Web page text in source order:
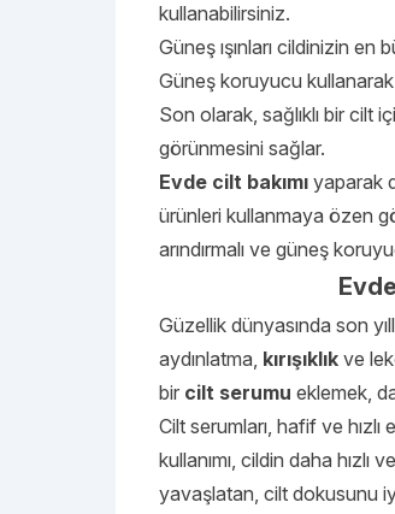
kullanabilirsiniz.
Güneş ışınları cildinizin
Güneş koruyucu
Son olarak, sağlıklı bir cilt
görünmesini sağlar.
Evde cilt bakımı yaparak
ürünleri kullanmaya özen
arındırmalı ve güneş
Güzellik dünyasında son
aydınlatma, kırışıklık ve
bir cilt serumu eklemek,
Cilt serumları, hafif ve
kullanımı, cildin daha
yavaşlatan, cilt dokusunu